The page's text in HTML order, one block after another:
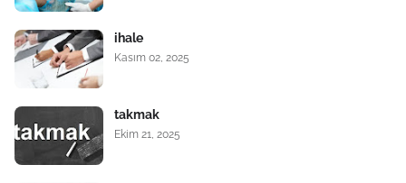
ihale
Kasım 02, 2025
takmak
Ekim 21, 2025